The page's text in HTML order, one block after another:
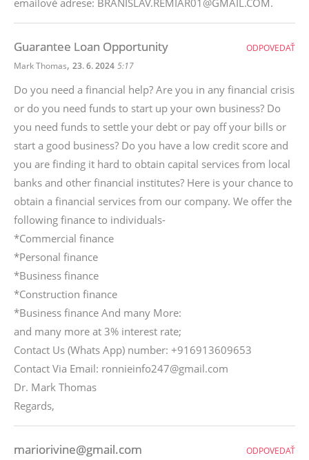
emailové adrese: BRANISLAV.REMIAR01@GMAIL.COM.
Guarantee Loan Opportunity
Mark Thomas, 23. 6. 2024 5:17
Do you need a financial help? Are you in any financial crisis
or do you need funds to start up your own business? Do
you need funds to settle your debt or pay off your bills or
start a good business? Do you have a low credit score and
you are finding it hard to obtain capital services from local
banks and other financial institutes? Here is your chance to
obtain a financial services from our company. We offer the
following finance to individuals-
*Commercial finance
*Personal finance
*Business finance
*Construction finance
*Business finance And many More:
and many more at 3% interest rate;
Contact Us (Whats App) number: +916913609653
Contact Via Email: ronnieinfo247@gmail.com
Dr. Mark Thomas
Regards,
ODPOVEDAŤ
mariorivine@gmail.com ODPOVEDAŤ